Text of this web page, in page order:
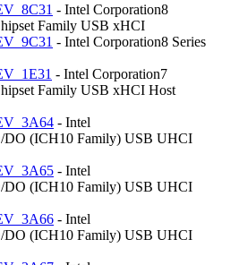
- Intel Corporation8
Family USB xHCI
- Intel Corporation8 Series
- Intel Corporation7
Family USB xHCI Host
- Intel
DO (ICH10 Family) USB UHCI
- Intel
DO (ICH10 Family) USB UHCI
- Intel
DO (ICH10 Family) USB UHCI